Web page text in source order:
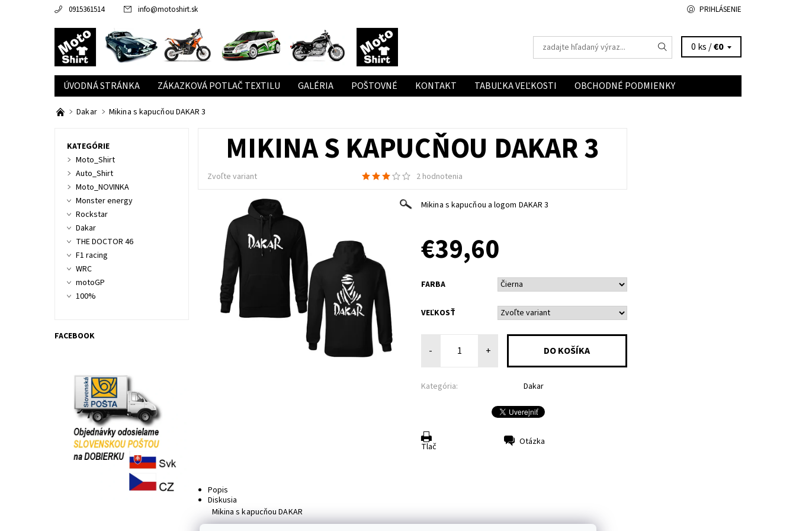
0915361514 info@motoshirt.sk PRIHLÁSENIE
0 ks /€0
ÚVODNÁ STRÁNKA ZÁKAZKOVÁ POTLAČ TEXTILU GALÉRIA POŠTOVNÉ KONTAKT TABUĽKA VEĽKOSTI OBCHODNÉ PODMIENKY
Dakar Mikina s kapucňou DAKAR 3
MIKINA S KAPUCŇOU DAKAR 3
Zvoľte variant 2 hodnotenia
Mikina s kapucňou a logom DAKAR 3
€39,60
FARBA
VEĽKOSŤ
- +
Kategória: Dakar
Tlač Otázka
Popis
Diskusia
Mikina s kapucňou DAKAR
KATEGÓRIE
Moto_Shirt
Auto_Shirt
Moto_NOVINKA
Monster energy
Rockstar
Dakar
THE DOCTOR 46
F1 racing
WRC
motoGP
100%
FACEBOOK